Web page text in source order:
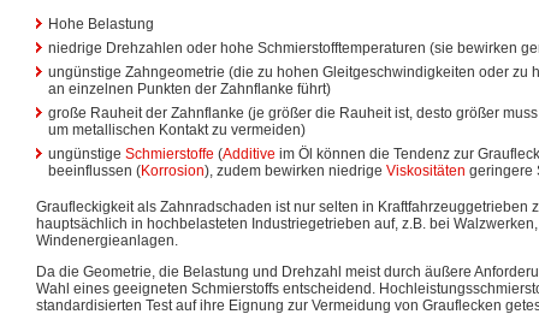
Hohe Belastung
niedrige Drehzahlen oder hohe Schmierstofftemperaturen (sie bewirken
ungünstige Zahngeometrie (die zu hohen Gleitgeschwindigkeiten oder zu
an einzelnen Punkten der Zahnflanke führt)
große Rauheit der Zahnflanke (je größer die Rauheit ist, desto größer
um metallischen Kontakt zu vermeiden)
ungünstige Schmierstoffe (Additive im Öl können die Tendenz zur
beeinflussen (Korrosion), zudem bewirken niedrige Viskositäten geringere
Graufleckigkeit als Zahnradschaden ist nur selten in Kraftfahrzeuggetrieben
hauptsächlich in hochbelasteten Industriegetrieben auf, z.B. bei
Windenergieanlagen.
Da die Geometrie, die Belastung und Drehzahl meist durch äußere
Wahl eines geeigneten Schmierstoffs entscheidend.
standardisierten Test auf ihre Eignung zur Vermeidung von Grauflecken